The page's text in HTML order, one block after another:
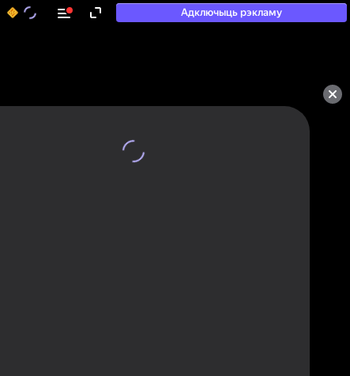
Адключыць рэкламу
50+ тап-гульняў, у якія
гуляюць нават тыя, хто